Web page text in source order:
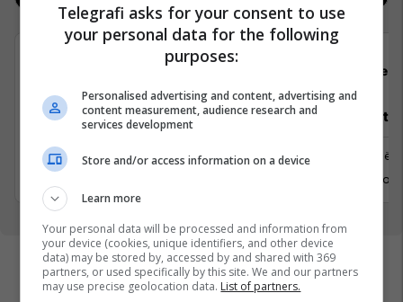
Recepsionist/e
Prishtine
Architect
Prishtinë
6 Shtator
Telegrafi asks for your consent to use
your personal data for the following
purposes:
Personalised advertising and content, advertising and
content measurement, audience research and
services development
Store and/or access information on a device
Learn more
Your personal data will be processed and information from
your device (cookies, unique identifiers, and other device
data) may be stored by, accessed by and shared with 369
partners, or used specifically by this site. We and our partners
may use precise geolocation data. List of partners.